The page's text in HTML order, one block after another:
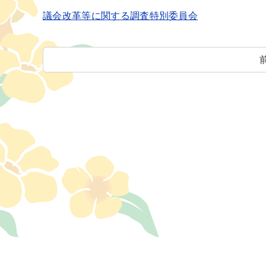
議会改革等に関する調査特別委員会